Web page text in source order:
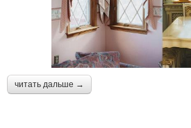
читать дальше →